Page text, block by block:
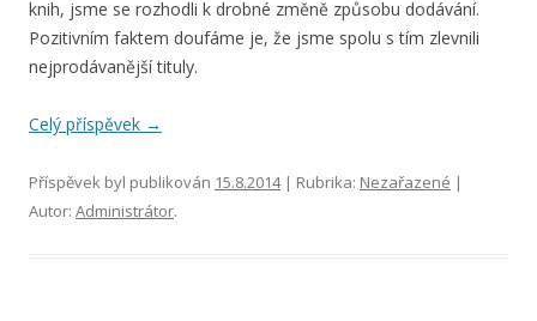
knih, jsme se rozhodli k drobné změně způsobu dodávání.
Pozitivním faktem doufáme je, že jsme spolu s tím zlevnili
nejprodávanější tituly.
Celý příspěvek →
Příspěvek byl publikován 15.8.2014| Rubrika: Nezařazené |
Autor: Administrátor.